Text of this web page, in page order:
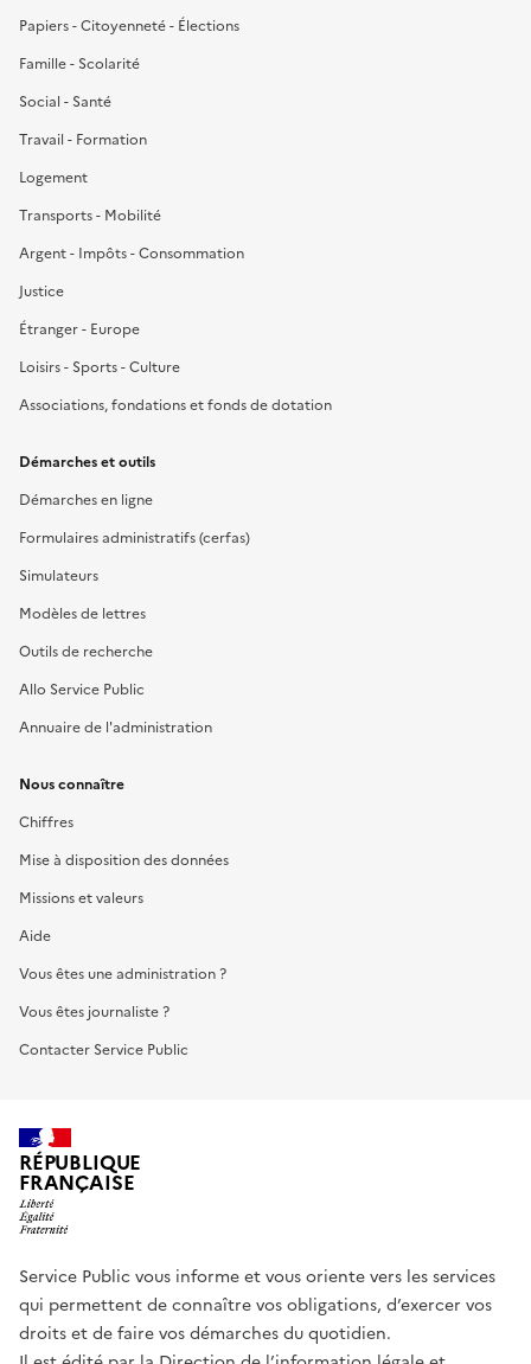
Papiers - Citoyenneté - Élections
Famille - Scolarité
Social - Santé
Travail - Formation
Logement
Transports - Mobilité
Argent - Impôts - Consommation
Justice
Étranger - Europe
Loisirs - Sports - Culture
Associations, fondations et fonds de dotation
Démarches et outils
Démarches en ligne
Formulaires administratifs (cerfas)
Simulateurs
Modèles de lettres
Outils de recherche
Allo Service Public
Annuaire de l'administration
Nous connaître
Chiffres
Mise à disposition des données
Missions et valeurs
Aide
Vous êtes une administration ?
Vous êtes journaliste ?
Contacter Service Public
RÉPUBLIQUE
FRANÇAISE
Service Public vous informe et vous oriente vers les services
qui permettent de connaître vos obligations, d’exercer vos
droits et de faire vos démarches du quotidien.